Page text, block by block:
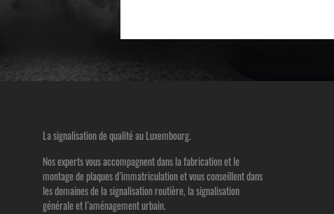
La signalisation de qualité au Luxembourg.
Nos experts vous accompagnent dans la fabrication et le
montage de plaques d’immatriculation et vous conseillent dans
les domaines de la signalisation routière, la signalisation
générale et l’aménagement urbain.